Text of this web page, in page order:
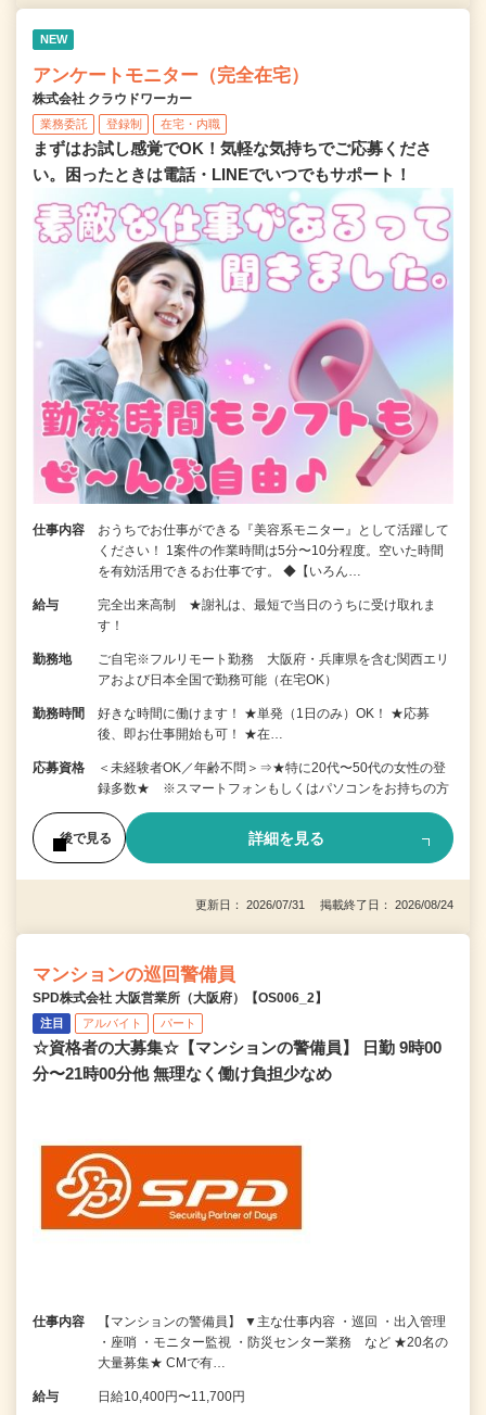
NEW
アンケートモニター（完全在宅）
株式会社 クラウドワーカー
業務委託 登録制 在宅・内職
まずはお試し感覚でOK！気軽な気持ちでご応募くださ
い。困ったときは電話・LINEでいつでもサポート！
仕事内容
おうちでお仕事ができる『美容系モニター』として活躍して
ください！ 1案件の作業時間は5分〜10分程度。空いた時間
を有効活用できるお仕事です。 ◆【いろん…
給与
完全出来高制 ★謝礼は、最短で当日のうちに受け取れま
す！
勤務地
ご自宅※フルリモート勤務 大阪府・兵庫県を含む関西エリ
アおよび日本全国で勤務可能（在宅OK）
勤務時間
好きな時間に働けます！ ★単発（1日のみ）OK！ ★応募
後、即お仕事開始も可！ ★在…
応募資格
＜未経験者OK／年齢不問＞⇒★特に20代〜50代の女性の登
録多数★ ※スマートフォンもしくはパソコンをお持ちの方
後で見る 詳細を見る
更新日： 2026/07/31 掲載終了日： 2026/08/24
マンションの巡回警備員
SPD株式会社 大阪営業所（大阪府）【OS006_2】
注目 アルバイト パート
☆資格者の大募集☆【マンションの警備員】 日勤 9時00
分〜21時00分他 無理なく働け負担少なめ
仕事内容
【マンションの警備員】 ▼主な仕事内容 ・巡回 ・出入管理
・座哨 ・モニター監視 ・防災センター業務 など ★20名の
大量募集★ CMで有…
給与 日給10,400円〜11,700円